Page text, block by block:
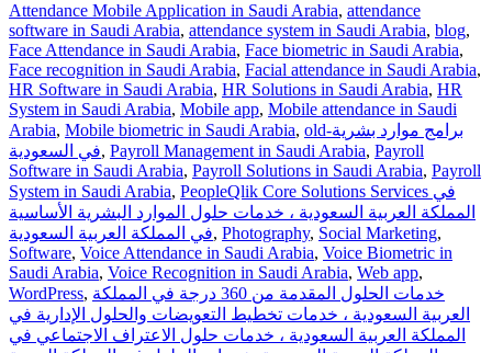
Attendance Mobile Application in Saudi Arabia, attendance
software in Saudi Arabia, attendance system in Saudi Arabia, blog,
Face Attendance in Saudi Arabia, Face biometric in Saudi Arabia,
Face recognition in Saudi Arabia, Facial attendance in Saudi Arabia,
HR Software in Saudi Arabia, HR Solutions in Saudi Arabia, HR
System in Saudi Arabia, Mobile app, Mobile attendance in Saudi
Arabia, Mobile biometric in Saudi Arabia, old-برامج موارد بشرية
في السعودية, Payroll Management in Saudi Arabia, Payroll
Software in Saudi Arabia, Payroll Solutions in Saudi Arabia, Payroll
System in Saudi Arabia, PeopleQlik Core Solutions Services في
المملكة العربية السعودية ، خدمات حلول الموارد البشرية الأساسية
في المملكة العربية السعودية, Photography, Social Marketing,
Software, Voice Attendance in Saudi Arabia, Voice Biometric in
Saudi Arabia, Voice Recognition in Saudi Arabia, Web app,
WordPress, خدمات الحلول المقدمة من 360 درجة في المملكة
العربية السعودية ، خدمات تخطيط التعويضات والحلول الإدارية في
المملكة العربية السعودية ، خدمات حلول الاعتراف الاجتماعي في